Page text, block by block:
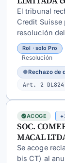
INTERNOS
El tribunal
Credit
resolución
de
cumplían
normativa
Rol · solo Pro
Resolución
●Rechazo de
Art. 2 DL824
ACOGE
SOC.
MACAL
INTERNOS
Se acoge
bis CT) al